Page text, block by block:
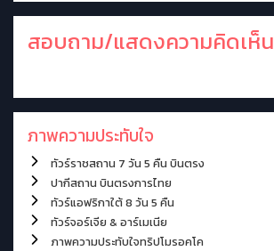
สอบถาม/แสดงความคิดเห็น
ภาพความประทับใจ
ทัวร์ราชสถาน 7 วัน 5 คืน บินตรง
ปากีสถาน บินตรงการไทย
ทัวร์แอฟริกาใต้ 8 วัน 5 คืน
ทัวร์จอร์เจีย & อาร์เมเนีย
ภาพความประทับใจทริปโมรอคโค